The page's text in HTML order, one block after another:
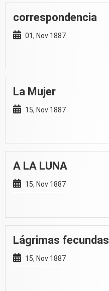
correspondencia
01, Nov 1887
La Mujer
15, Nov 1887
A LA LUNA
15, Nov 1887
Lágrimas fecundas
15, Nov 1887